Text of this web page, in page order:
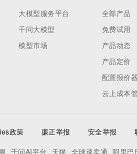
By submitting a Whois query, you agree
of use: You agree that you may use this
that under no circumstances will you
or otherwise support the transmission of
high volume, automated, electronic
(or its computer systems). The
that are automated and high-volume
except as reasonably necessary to
大模型服务平台
千问大模型
模型市场
全部产品
免费试用
产品动态
产品定价
配置报价器
云上成本
政策 廉正举报 安全举报
千问AI平台 天猫 全球速卖通 阿里巴